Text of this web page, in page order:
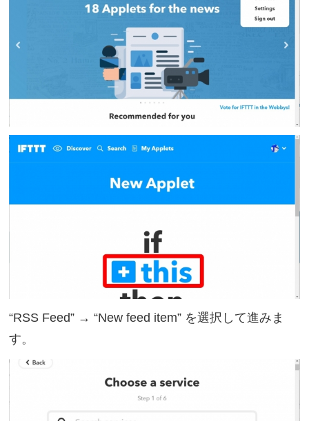
“RSS Feed” → “New feed item” を選択して進みま
す。